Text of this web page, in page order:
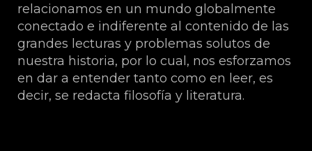
relacionamos en un mundo globalmente
conectado e indiferente al contenido de las
grandes lecturas y problemas solutos de
nuestra historia, por lo cual, nos esforzamos
en dar a entender tanto como en leer, es
decir, se redacta filosofía y literatura.